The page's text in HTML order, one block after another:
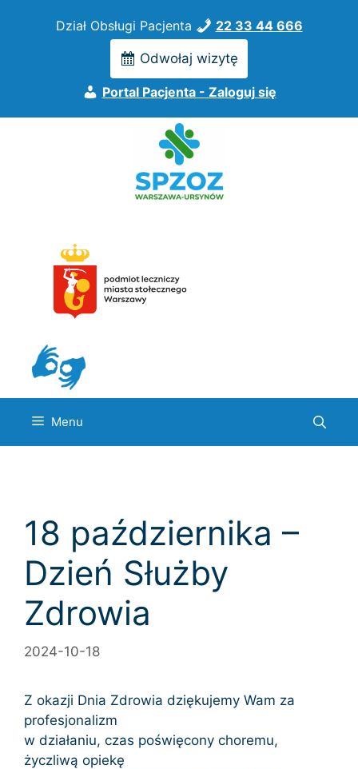
Dział Obsługi Pacjenta 22 33 44 666
Odwołaj wizytę
Portal Pacjenta - Zaloguj się
Menu
18 października –
Dzień Służby
Zdrowia
2024-10-18
Z okazji Dnia Zdrowia dziękujemy Wam za
profesjonalizm
w działaniu, czas poświęcony choremu,
życzliwą opiekę